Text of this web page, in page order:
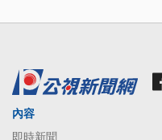
內容
即時新聞